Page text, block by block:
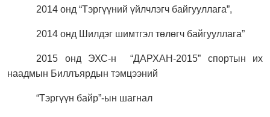
2014 онд “Тэргүүний үйлчлэгч байгууллага”,
2014 онд Шилдэг шимтгэл төлөгч байгууллага”
2015 онд ЭХС-н
“ДАРХАН-2015” спортын их
наадмын Биллъярдын тэмцээний
“Тэргүүн байр”-ын шагнал